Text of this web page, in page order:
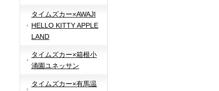
タイムズカー×AWAJI
HELLO KITTY APPLE
LAND
タイムズカー×箱根小
涌園ユネッサン
タイムズカー×有馬温